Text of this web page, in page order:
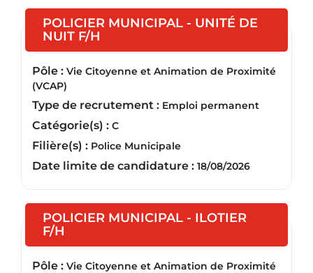
POLICIER MUNICIPAL - UNITÉ DE
NUIT F/H
Pôle : Vie Citoyenne et Animation de Proximité
(VCAP)
Type de recrutement : Emploi permanent
Catégorie(s) : C
Filière(s) : Police Municipale
Date limite de candidature : 18/08/2026
POLICIER MUNICIPAL - ILOTIER
F/H
Pôle : Vie Citoyenne et Animation de Proximité